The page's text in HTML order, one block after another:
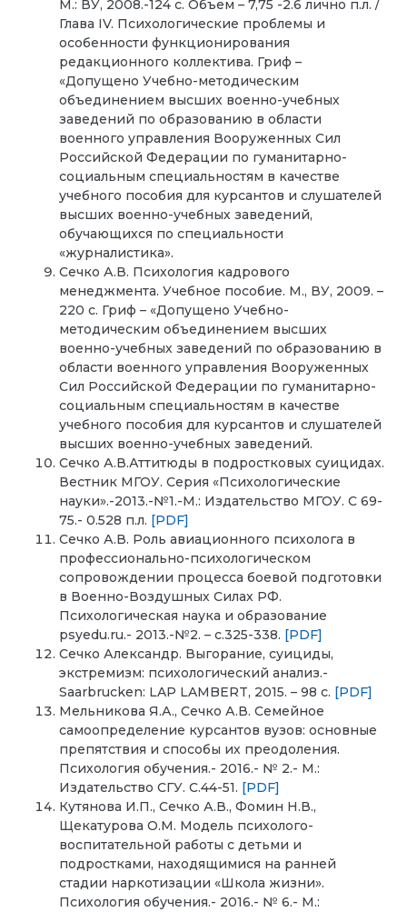
М.: ВУ, 2008.-124 с. Объем – 7,75 -2.6 лично п.л. /
Глава IV. Психологические проблемы и
особенности функционирования
редакционного коллектива. Гриф –
«Допущено Учебно-методическим
объединением высших военно-учебных
заведений по образованию в области
военного управления Вооруженных Сил
Российской Федерации по гуманитарно-
социальным специальностям в качестве
учебного пособия для курсантов и слушателей
высших военно-учебных заведений,
обучающихся по специальности
«журналистика».
Сечко А.В. Психология кадрового
менеджмента. Учебное пособие. М., ВУ, 2009. –
220 c. Гриф – «Допущено Учебно-
методическим объединением высших
военно-учебных заведений по образованию в
области военного управления Вооруженных
Сил Российской Федерации по гуманитарно-
социальным специальностям в качестве
учебного пособия для курсантов и слушателей
высших военно-учебных заведений.
Сечко А.В.Аттитюды в подростковых суицидах.
Вестник МГОУ. Серия «Психологические
науки».-2013.-№1.-М.: Издательство МГОУ. С 69-
75.- 0.528 п.л. [PDF]
Сечко А.В. Роль авиационного психолога в
профессионально-психологическом
сопровождении процесса боевой подготовки
в Военно-Воздушных Силах РФ.
Психологическая наука и образование
psyedu.ru.- 2013.-№2. – с.325-338. [PDF]
Сечко Александр. Выгорание, суициды,
экстремизм: психологический анализ.-
Saarbrucken: LAP LAMBERT, 2015. – 98 с. [PDF]
Мельникова Я.А., Сечко А.В. Семейное
самоопределение курсантов вузов: основные
препятствия и способы их преодоления.
Психология обучения.- 2016.- № 2.- М.:
Издательство СГУ. С.44-51. [PDF]
Кутянова И.П., Сечко А.В., Фомин Н.В.,
Щекатурова О.М. Модель психолого-
воспитательной работы с детьми и
подростками, находящимися на ранней
стадии наркотизации «Школа жизни».
Психология обучения.- 2016.- № 6.- М.: